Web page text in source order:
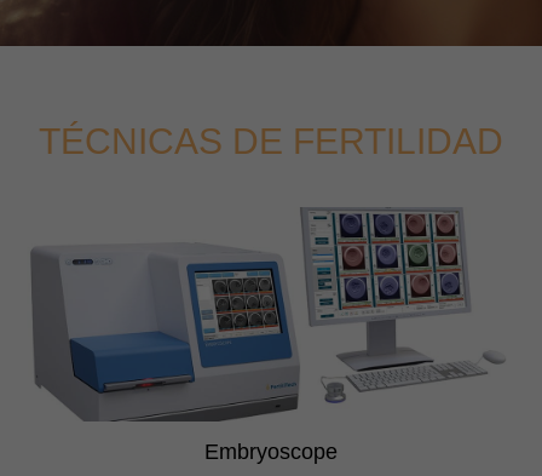
TÉCNICAS DE FERTILIDAD
Embryoscope